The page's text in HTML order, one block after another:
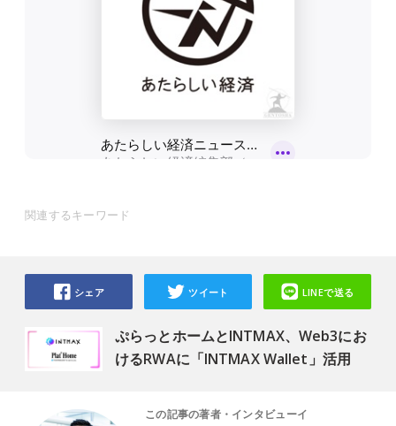
関連するキーワード
ぷらっとホームとINTMAX、Web3にお
けるRWAに「INTMAX Wallet」活用
シェア ツイート LINEで送る
この記事の著者・インタビューイ